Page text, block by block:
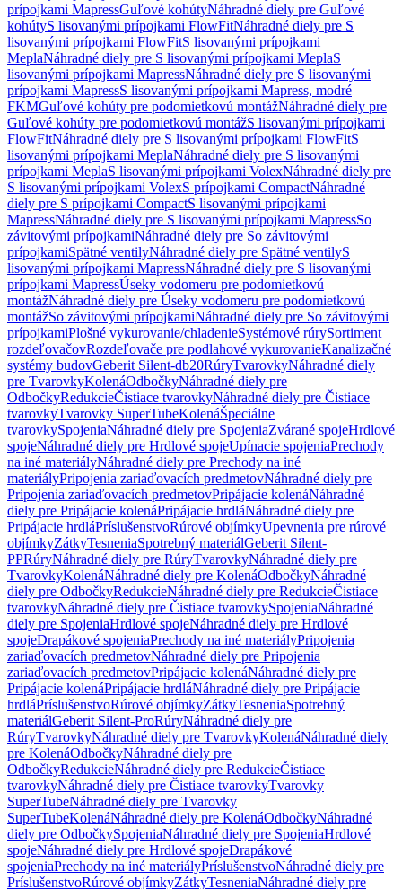
prípojkami MapressGuľové kohútyNáhradné diely pre Guľové
kohútyS lisovanými prípojkami FlowFitNáhradné diely pre S
lisovanými prípojkami FlowFitS lisovanými prípojkami
MeplaNáhradné diely pre S lisovanými prípojkami MeplaS
lisovanými prípojkami MapressNáhradné diely pre S lisovanými
prípojkami MapressS lisovanými prípojkami Mapress, modré
FKMGuľové kohúty pre podomietkovú montážNáhradné diely pre
Guľové kohúty pre podomietkovú montážS lisovanými prípojkami
FlowFitNáhradné diely pre S lisovanými prípojkami FlowFitS
lisovanými prípojkami MeplaNáhradné diely pre S lisovanými
prípojkami MeplaS lisovanými prípojkami VolexNáhradné diely pre
S lisovanými prípojkami VolexS prípojkami CompactNáhradné
diely pre S prípojkami CompactS lisovanými prípojkami
MapressNáhradné diely pre S lisovanými prípojkami MapressSo
závitovými prípojkamiNáhradné diely pre So závitovými
prípojkamiSpätné ventilyNáhradné diely pre Spätné ventilyS
lisovanými prípojkami MapressNáhradné diely pre S lisovanými
prípojkami MapressÚseky vodomeru pre podomietkovú
montážNáhradné diely pre Úseky vodomeru pre podomietkovú
montážSo závitovými prípojkamiNáhradné diely pre So závitovými
prípojkamiPlošné vykurovanie/chladenieSystémové rúrySortiment
rozdeľovačovRozdeľovače pre podlahové vykurovanieKanalizačné
systémy budovGeberit Silent-db20RúryTvarovkyNáhradné diely
pre TvarovkyKolenáOdbočkyNáhradné diely pre
OdbočkyRedukcieČistiace tvarovkyNáhradné diely pre Čistiace
tvarovkyTvarovky SuperTubeKolenáŠpeciálne
tvarovkySpojeniaNáhradné diely pre SpojeniaZvárané spojeHrdlové
spojeNáhradné diely pre Hrdlové spojeUpínacie spojeniaPrechody
na iné materiályNáhradné diely pre Prechody na iné
materiályPripojenia zariaďovacích predmetovNáhradné diely pre
Pripojenia zariaďovacích predmetovPripájacie kolenáNáhradné
diely pre Pripájacie kolenáPripájacie hrdláNáhradné diely pre
Pripájacie hrdláPríslušenstvoRúrové objímkyUpevnenia pre rúrové
objímkyZátkyTesneniaSpotrebný materiálGeberit Silent-
PPRúryNáhradné diely pre RúryTvarovkyNáhradné diely pre
TvarovkyKolenáNáhradné diely pre KolenáOdbočkyNáhradné
diely pre OdbočkyRedukcieNáhradné diely pre RedukcieČistiace
tvarovkyNáhradné diely pre Čistiace tvarovkySpojeniaNáhradné
diely pre SpojeniaHrdlové spojeNáhradné diely pre Hrdlové
spojeDrapákové spojeniaPrechody na iné materiályPripojenia
zariaďovacích predmetovNáhradné diely pre Pripojenia
zariaďovacích predmetovPripájacie kolenáNáhradné diely pre
Pripájacie kolenáPripájacie hrdláNáhradné diely pre Pripájacie
hrdláPríslušenstvoRúrové objímkyZátkyTesneniaSpotrebný
materiálGeberit Silent-ProRúryNáhradné diely pre
RúryTvarovkyNáhradné diely pre TvarovkyKolenáNáhradné diely
pre KolenáOdbočkyNáhradné diely pre
OdbočkyRedukcieNáhradné diely pre RedukcieČistiace
tvarovkyNáhradné diely pre Čistiace tvarovkyTvarovky
SuperTubeNáhradné diely pre Tvarovky
SuperTubeKolenáNáhradné diely pre KolenáOdbočkyNáhradné
diely pre OdbočkySpojeniaNáhradné diely pre SpojeniaHrdlové
spojeNáhradné diely pre Hrdlové spojeDrapákové
spojeniaPrechody na iné materiályPríslušenstvoNáhradné diely pre
PríslušenstvoRúrové objímkyZátkyTesneniaNáhradné diely pre